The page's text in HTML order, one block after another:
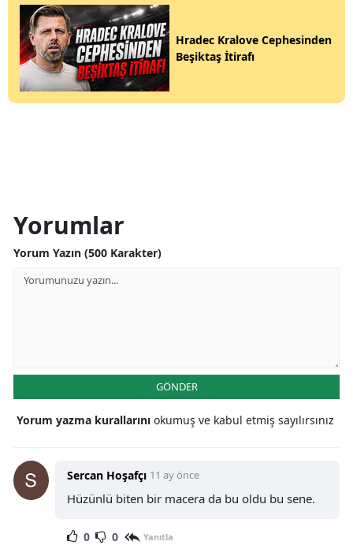
Hradec Kralove Cephesinden
Beşiktaş İtirafı
Yorumlar
Yorum Yazın (500 Karakter)
GÖNDER
Yorum yazma kurallarını okumuş ve kabul etmiş sayılırsınız
Sercan Hoşafçı 11 ay önce
Hüzünlü biten bir macera da bu oldu bu sene.
0 0 Yanıtla